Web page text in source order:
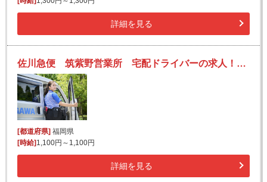
詳細を見る
佐川急便 筑紫野営業所 宅配ドライバーの求人！未経験歓迎！先輩たちがサポートします♪
[都道府県]福岡県
[時給]1,100円～1,100円
詳細を見る